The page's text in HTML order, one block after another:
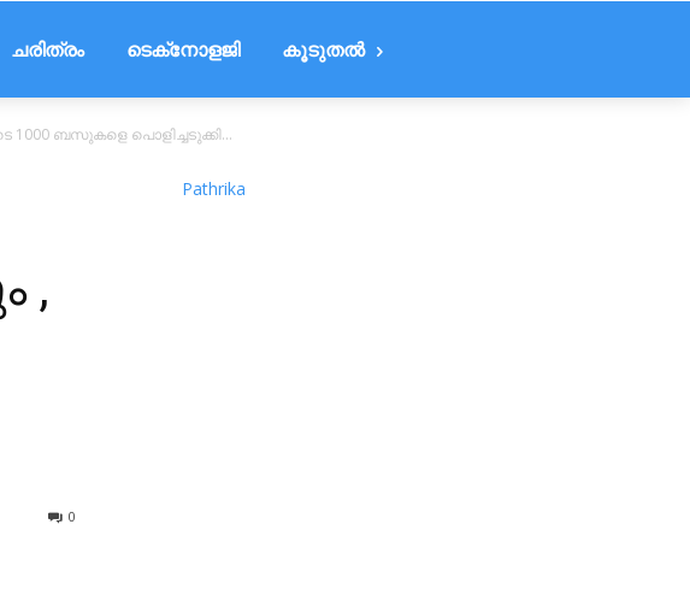
ചരിത്രം ടെക്‌നോളജി കൂടുതൽ
ബസുകളെ പൊളിച്ചടുക്കി...
,
0
Pathrika